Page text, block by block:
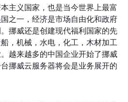
主义国家，也是当今世界上最富
之一，经济是市场自由化和政府
挪威还是创建现代福利国家的先
，机械，水电，化工，木材加工
越来越多的中国企业开始了挪威
挪威云服务器将会是业务展开的